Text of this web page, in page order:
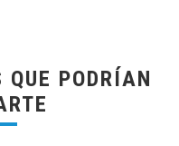
PODRÍAN